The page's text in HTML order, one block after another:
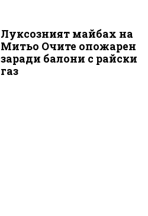
Луксозният майбах на
Митьо Очите опожарен
заради балони с райски
газ